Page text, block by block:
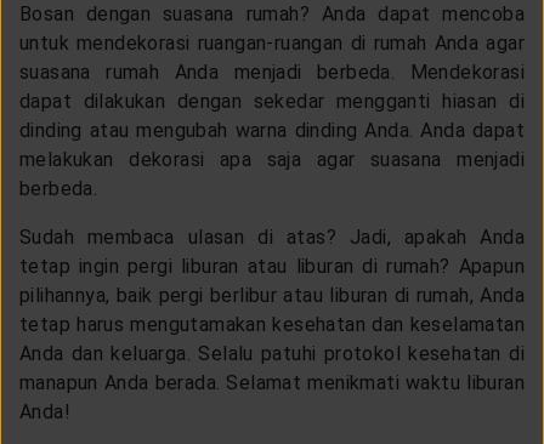
Bosan dengan suasana rumah? Anda dapat mencoba
untuk mendekorasi ruangan-ruangan di rumah Anda agar
suasana rumah Anda menjadi berbeda. Mendekorasi
dapat dilakukan dengan sekedar mengganti hiasan di
dinding atau mengubah warna dinding Anda. Anda dapat
melakukan dekorasi apa saja agar suasana menjadi
berbeda.
Sudah membaca ulasan di atas? Jadi, apakah Anda
tetap ingin pergi liburan atau liburan di rumah? Apapun
pilihannya, baik pergi berlibur atau liburan di rumah, Anda
tetap harus mengutamakan kesehatan dan keselamatan
Anda dan keluarga. Selalu patuhi protokol kesehatan di
manapun Anda berada. Selamat menikmati waktu liburan
Anda!